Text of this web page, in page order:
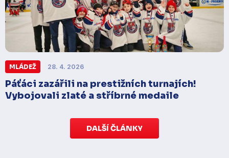
MLÁDEŽ 28. 4. 2026
Páťáci zazářili na prestižních turnajích!
Vybojovali zlaté a stříbrné medaile
DALŠÍ ČLÁNKY